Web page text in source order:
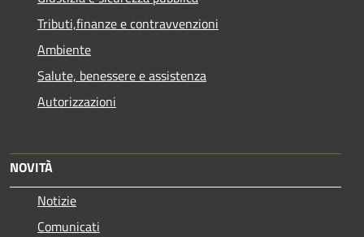
Tributi,finanze e contravvenzioni
Ambiente
Salute, benessere e assistenza
Autorizzazioni
NOVITÀ
Notizie
Comunicati